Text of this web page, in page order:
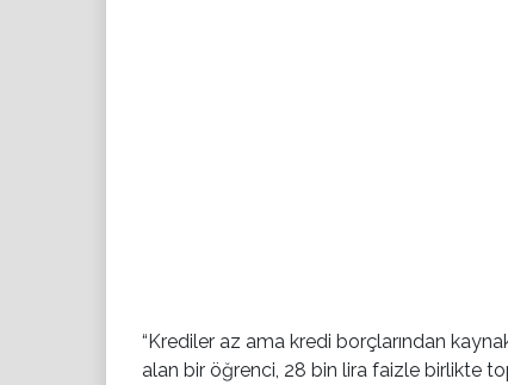
“Krediler az ama kredi borçlarından
alan bir öğrenci, 28 bin lira faizle birlikte